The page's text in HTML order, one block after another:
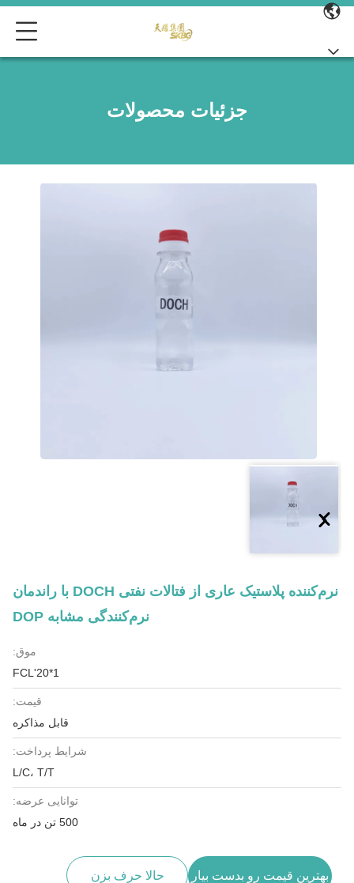
جزئیات محصولات
نرم‌کننده پلاستیک عاری از فتالات نفتی DOCH با راندمان
نرم‌کنندگی مشابه DOP
موق:
1*20'FCL
قیمت:
قابل مذاکره
شرایط پرداخت:
L/C، T/T
توانایی عرضه:
500 تن در ماه
بهترین قیمت رو بدست بیار حالا حرف بزن